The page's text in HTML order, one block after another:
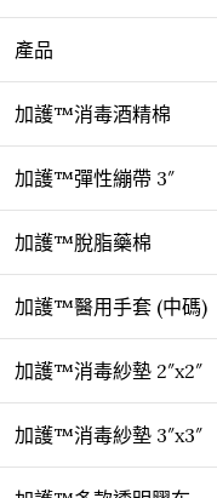
產品
加護™消毒酒精棉
加護™彈性繃帶 3″
加護™脫脂藥棉
加護™醫用手套 (中碼)
加護™消毒紗墊 2″x2″
加護™消毒紗墊 3″x3″